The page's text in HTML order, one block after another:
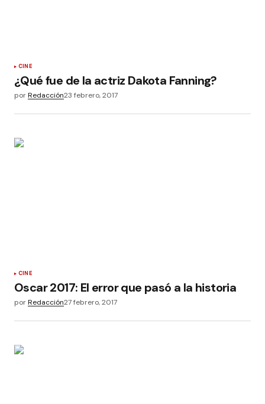
CINE
¿Qué fue de la actriz Dakota Fanning?
porRedacción23 febrero, 2017
CINE
Oscar 2017: El error que pasó a la historia
porRedacción27 febrero, 2017